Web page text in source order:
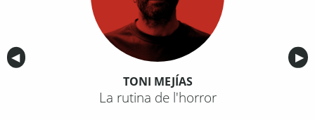
Anterior
◀︎ ▶︎
TONI MEJÍAS
La rutina de l'horror